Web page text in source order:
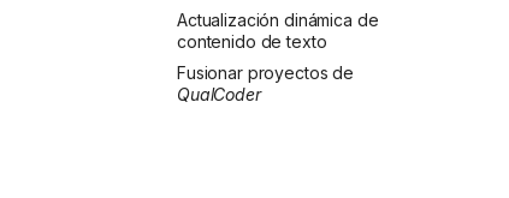
Actualización dinámica de
contenido de texto
Fusionar proyectos de
QualCoder